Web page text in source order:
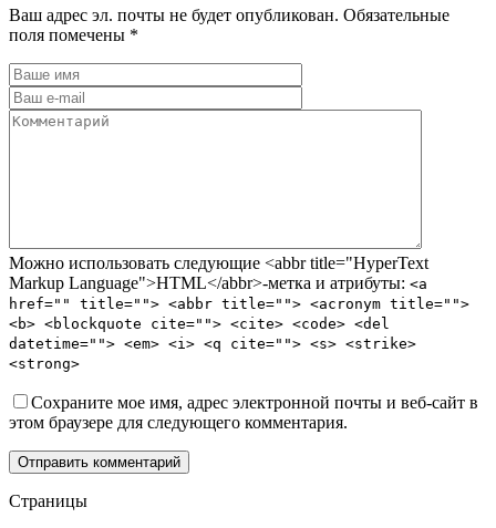
Ваш адрес эл. почты не будет опубликован. Обязательные
поля помечены *
Можно использовать следующие <abbr title="HyperText
Markup Language">HTML</abbr>-метка и атрибуты: <a
href="" title=""> <abbr title=""> <acronym title="">
<b> <blockquote cite=""> <cite> <code> <del
datetime=""> <em> <i> <q cite=""> <s> <strike>
<strong>
Сохраните мое имя, адрес электронной почты и веб-сайт в
этом браузере для следующего комментария.
Отправить комментарий
Страницы